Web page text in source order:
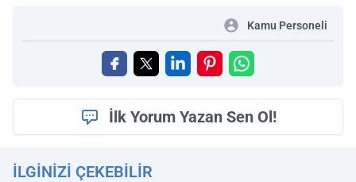
Kamu Personeli
İlk Yorum Yazan Sen Ol!
İLGINIZI ÇEKEBILIR